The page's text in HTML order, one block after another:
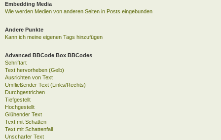
Embedding Media
Wie werden Medien von anderen Seiten in Posts eingebunden
Andere Punkte
Kann ich meine eigenen Tags hinzufügen
Advanced BBCode Box BBCodes
Schriftart
Text hervorheben (Gelb)
Ausrichten von Text
Umfließender Text (Links/Rechts)
Durchgestrichen
Tiefgestellt
Hochgestellt
Glühender Text
Text mit Schatten
Text mit Schattenfall
Unscharfer Text